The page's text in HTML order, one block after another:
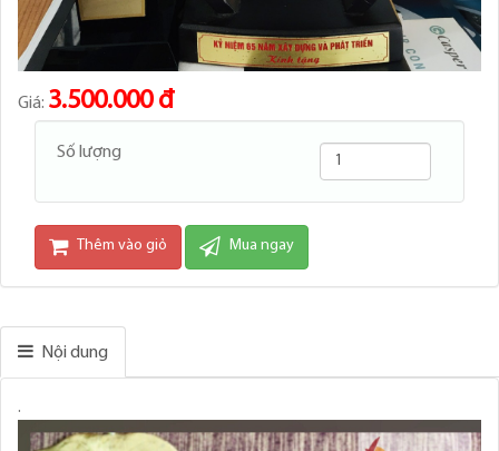
Giá: 3.500.000 đ
Số lượng
Thêm vào giỏ Mua ngay
Nội dung
.